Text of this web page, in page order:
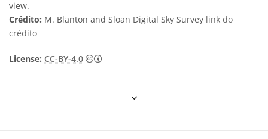
view.
Crédito: M. Blanton and Sloan Digital Sky Survey link do
crédito
License: CC-BY-4.0 Creative Commons Attribution 4.0